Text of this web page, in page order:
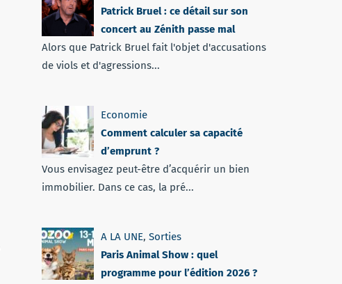
Patrick Bruel : ce détail sur son
concert au Zénith passe mal
Alors que Patrick Bruel fait l'objet d'accusations
de viols et d'agressions...
Economie
Comment calculer sa capacité
d’emprunt ?
Vous envisagez peut-être d’acquérir un bien
immobilier. Dans ce cas, la pré...
A LA UNE, Sorties
Paris Animal Show : quel
programme pour l’édition 2026 ?